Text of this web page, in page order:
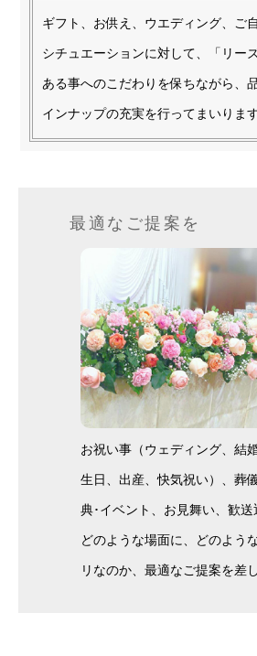
ギフト、お供え、ウエディング、ご
シチュエーションに対して、「リー
ある事へのこだわりを保ちながら、
インナップの充実を行ってまいります
最適なご提案を
お祝い事（ウェディング、結
生日、出産、快気祝い）、葬
典･イベント、お見舞い、歓送
どのような場面に、どのよう
リなのか、最適なご提案を差